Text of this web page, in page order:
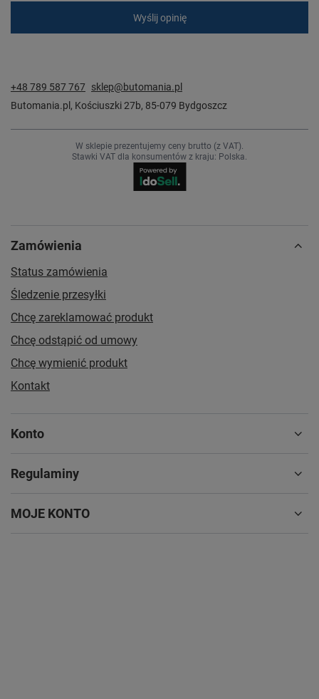
Wyślij opinię
+48 789 587 767 sklep@butomania.pl
Butomania.pl , Kościuszki 27b, 85-079 Bydgoszcz
W sklepie prezentujemy ceny brutto (z VAT).
Stawki VAT dla konsumentów z kraju: Polska.
Zamówienia
Status zamówienia
Śledzenie przesyłki
Chcę zareklamować produkt
Chcę odstąpić od umowy
Chcę wymienić produkt
Kontakt
Konto
Regulaminy
MOJE KONTO